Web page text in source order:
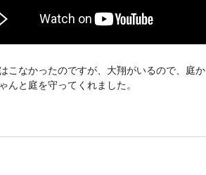
こなかったのですが、大翔がいるので、庭
んと庭を守ってくれました。